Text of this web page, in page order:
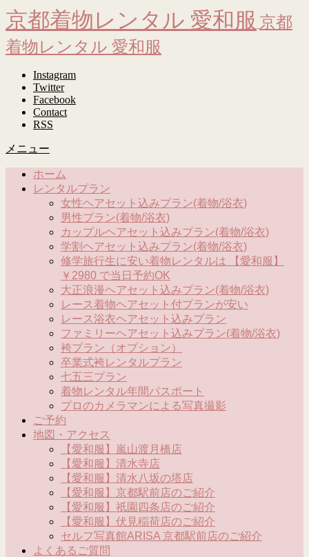
京都着物レンタル 愛和服 京都
着物レンタル 愛和服
Instagram
Twitter
Facebook
Contact
RSS
メニュー
ホーム
レンタルプラン
女性ヘアセット込みプラン(着物/浴衣)
男性プラン(着物/浴衣)
カップルヘアセット込みプラン(着物/浴衣)
学割ヘアセット込みプラン(着物/浴衣)
修学旅行生に安い着物レンタルは 【愛和服】
￥2980 で当日予約OK
大正浪漫ヘアセット込みプラン(着物/浴衣)
レース着物ヘアセット付プランが安い
レース浴衣ヘアセット込みプラン
ファミリーヘアセット込みプラン(着物/浴衣)
袴プラン（オプション）
卒業式袴レンタルプラン
七五三プラン
着物レンタル年間パスポート
プロのカメラマンによる写真撮影
ご予約
地図・アクセス
【愛和服】嵐山渡月橋店
【愛和服】清水寺店
【愛和服】清水八坂の塔店
【愛和服】京都駅前店のご紹介
【愛和服】祇園四条店のご紹介
【愛和服】伏見稲荷店のご紹介
セルフ写真館ARISA 京都駅前店のご紹介
よくあるご質問